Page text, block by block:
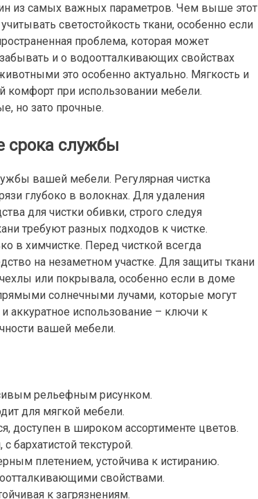
из самых важных параметров. Чем выше этот
светостойкость ткани, особенно если
проблема, которая может
и о водоотталкивающих свойствах
это особенно актуально. Мягкость и
при использовании мебели.
но зато прочные.
срока службы
вашей мебели. Регулярная чистка
глубоко в волокнах. Для удаления
для чистки обивки, строго следуя
требуют разных подходов к чистке.
в химчистке. Перед чисткой всегда
на незаметном участке. Для защиты ткани
или покрывала, особенно если в доме
солнечными лучами, которые могут
аккуратное использование – ключи к
вашей мебели.
рельефным рисунком.
для мягкой мебели.
доступен в широком ассортименте цветов.
бархатистой текстурой.
плетением, устойчива к истиранию.
свойствами.
к загрязнениям.